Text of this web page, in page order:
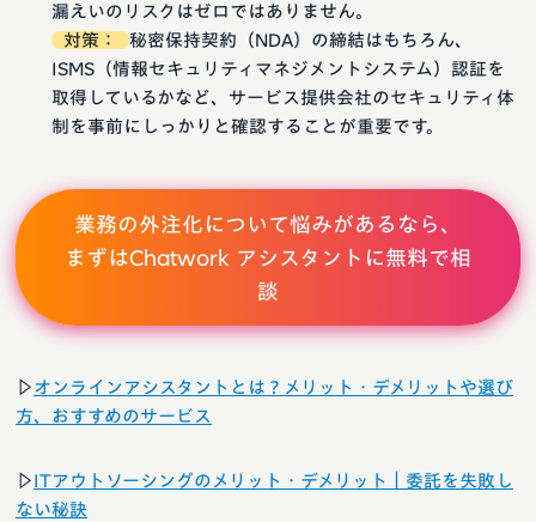
漏えいのリスクはゼロではありません。
対策：
秘密保持契約（NDA）の締結はもちろん、
ISMS（情報セキュリティマネジメントシステム）認証を
取得しているかなど、サービス提供会社のセキュリティ体
制を事前にしっかりと確認することが重要です。
業務の外注化について悩みがあるなら、
まずはChatwork アシスタントに無料で相
談
▷ オンラインアシスタントとは？メリット・デメリットや選び
方、おすすめのサービス
▷ ITアウトソーシングのメリット・デメリット｜委託を失敗し
ない秘訣